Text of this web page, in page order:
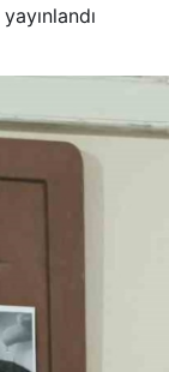
yayınlandı